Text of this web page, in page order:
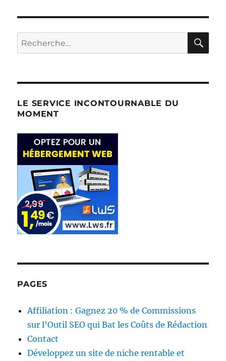
Recherche
pour :
LE SERVICE INCONTOURNABLE DU
MOMENT
PAGES
Affiliation : Gagnez 20 % de Commissions
sur l’Outil SEO qui Bat les Coûts de Rédaction
Contact
Développez un site de niche rentable et